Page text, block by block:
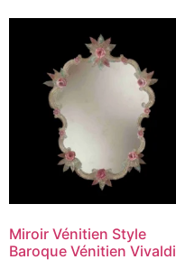
Miroir Vénitien Style
Baroque Vénitien Vivaldi